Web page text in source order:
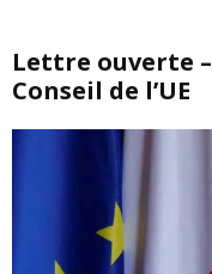
Lettre ouverte
Conseil de l’UE